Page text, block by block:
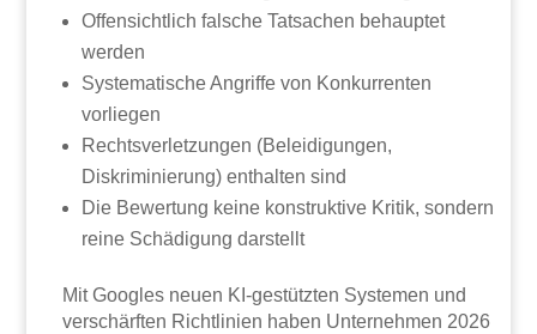
Offensichtlich falsche Tatsachen behauptet
werden
Systematische Angriffe von Konkurrenten
vorliegen
Rechtsverletzungen (Beleidigungen,
Diskriminierung) enthalten sind
Die Bewertung keine konstruktive Kritik, sondern
reine Schädigung darstellt
Mit Googles neuen KI-gestützten Systemen und
verschärften Richtlinien haben Unternehmen 2026